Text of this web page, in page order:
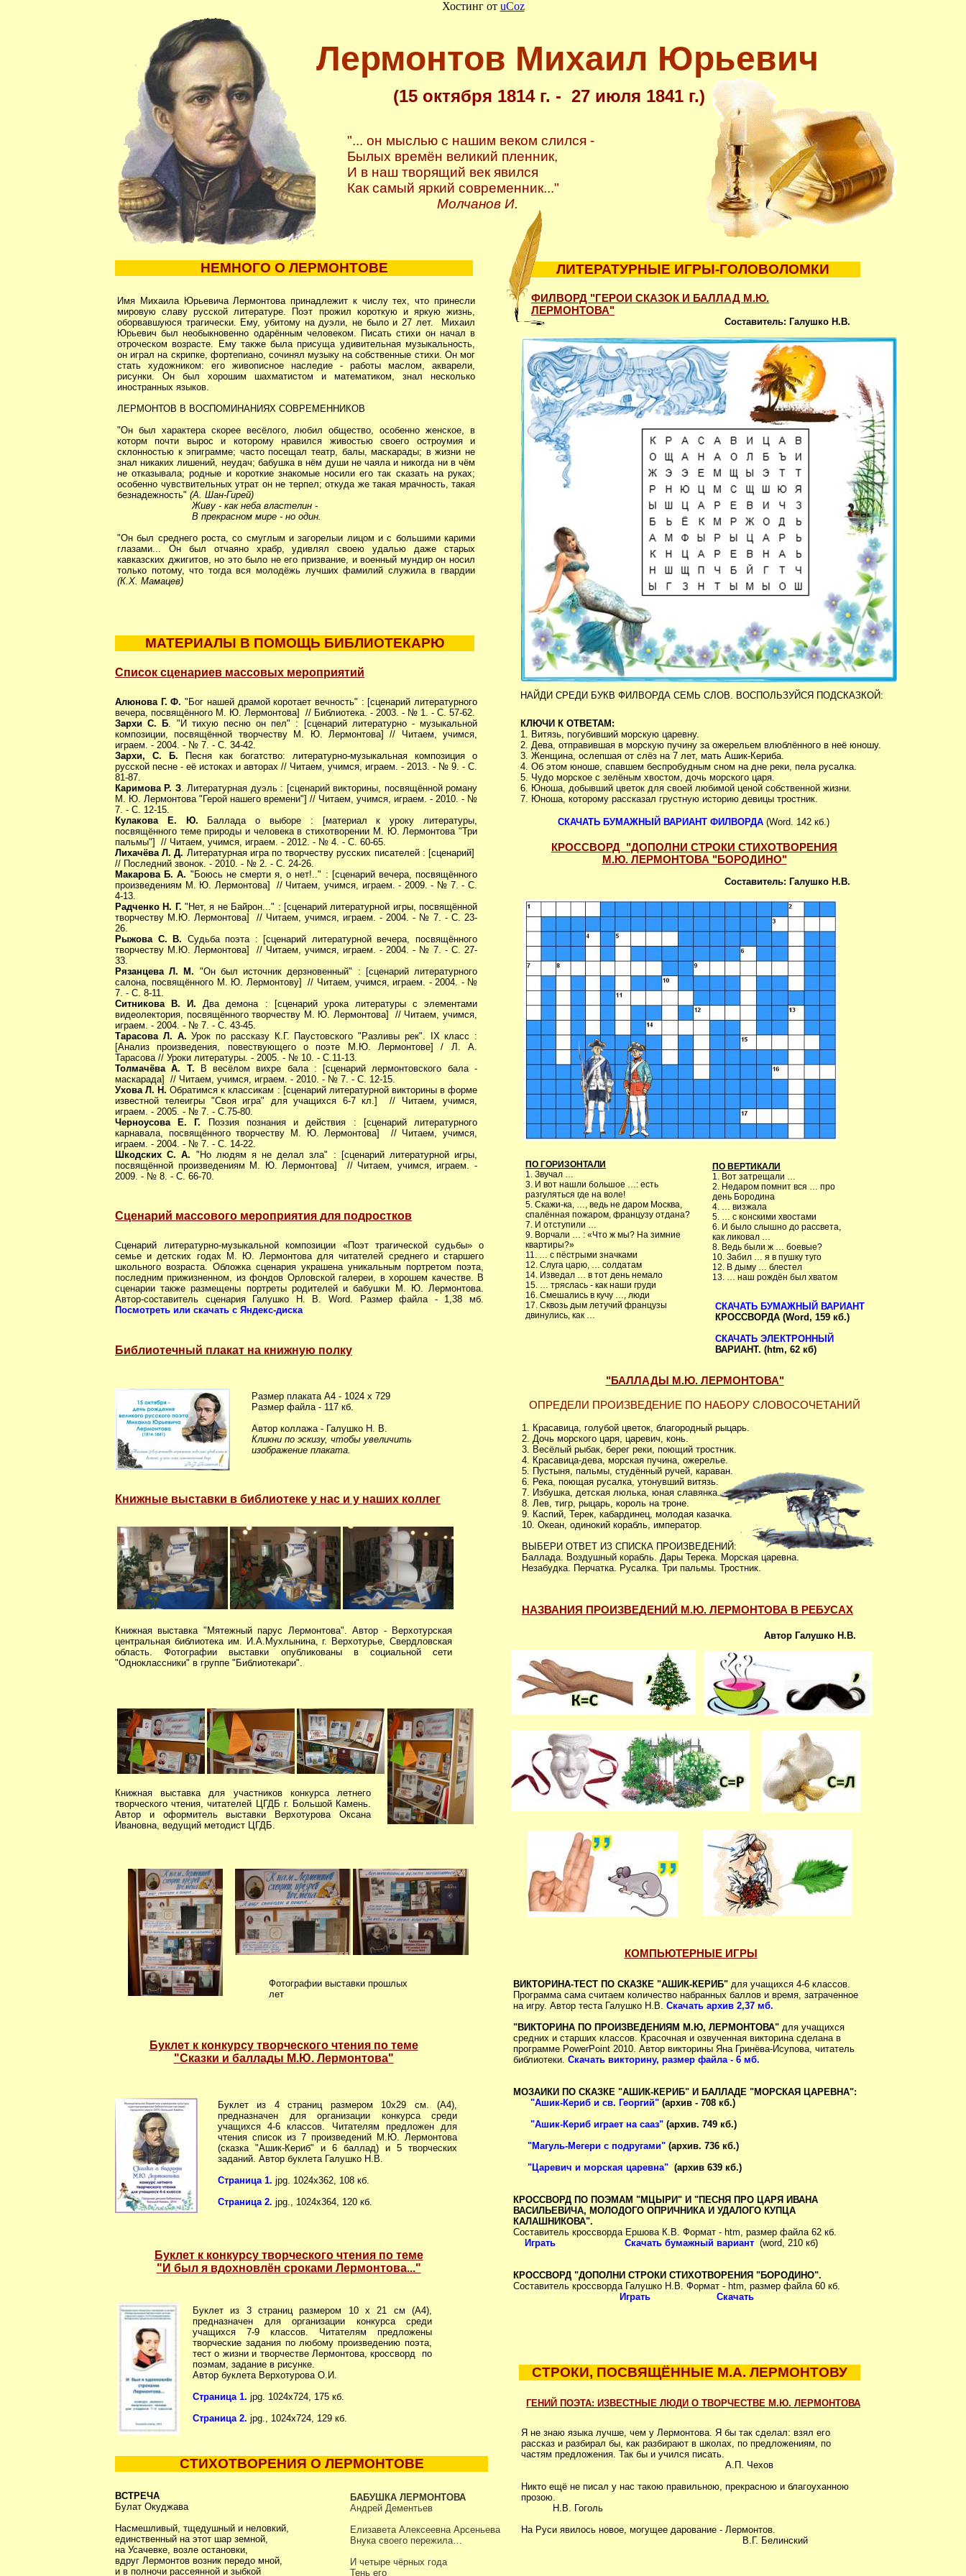
Хостинг от uCoz
Фотографии выставки прошлых
лет
Лермонтов Михаил Юрьевич
(15 октября 1814 г. - 27 июля 1841 г.)
Размер плаката А4 - 1024 х 729
Размер файла - 117 кб.
Автор коллажа - Галушко Н. В.
Кликни по эскизу, чтобы увеличить
изображение плаката.
ЛИТЕРАТУРНЫЕ ИГРЫ-ГОЛОВОЛОМКИ
НЕМНОГО О ЛЕРМОНТОВЕ
МАТЕРИАЛЫ В ПОМОЩЬ БИБЛИОТЕКАРЮ
Алюнова Г. Ф. "Бог нашей драмой коротает вечность" : [сценарий литературного
вечера, посвящённого М. Ю. Лермонтова] // Библиотека. - 2003. - № 1. - С. 57-62.
Зархи С. Б. "И тихую песню он пел" : [сценарий литературно - музыкальной
композиции, посвящённой творчеству М. Ю. Лермонтова] // Читаем, учимся,
играем. - 2004. - № 7. - С. 34-42.
Зархи, С. Б.
Песня как богатство: литературно-музыкальная композиция о
русской песне - её истоках и авторах // Читаем, учимся, играем. - 2013. - № 9. - С.
81-87.
Каримова Р. З. Литературная дуэль : [сценарий викторины, посвящённой роману
М. Ю. Лермонтова "Герой нашего времени"] // Читаем, учимся, играем. - 2010. - №
7. - С. 12-15.
Кулакова Е. Ю. Баллада о выборе : [материал к уроку литературы,
посвящённого теме природы и человека в стихотворении М. Ю. Лермонтова "Три
пальмы"] // Читаем, учимся, играем. - 2012. - № 4. - С. 60-65.
Лихачёва Л. Д. Литературная игра по творчеству русских писателей : [сценарий]
// Последний звонок. - 2010. - № 2. - С. 24-26.
Макарова Б. А. "Боюсь не смерти я, о нет!.." : [сценарий вечера, посвящённого
произведениям М. Ю. Лермонтова] // Читаем, учимся, играем. - 2009. - № 7. - С.
4-13.
Радченко Н. Г. "Нет, я не Байрон..." : [сценарий литературной игры, посвящённой
творчеству М.Ю. Лермонтова] // Читаем, учимся, играем. - 2004. - № 7. - С. 23-
26.
Рыжова С. В. Судьба поэта : [сценарий литературной вечера, посвящённого
творчеству М.Ю. Лермонтова] // Читаем, учимся, играем. - 2004. - № 7. - С. 27-
33.
Рязанцева Л. М. "Он был источник дерзновенный" : [сценарий литературного
салона, посвящённого М. Ю. Лермонтову] // Читаем, учимся, играем. - 2004. - №
7. - С. 8-11.
Ситникова В. И. Два демона : [сценарий урока литературы с элементами
видеолектория, посвящённого творчеству М. Ю. Лермонтова] // Читаем, учимся,
играем. - 2004. - № 7. - С. 43-45.
Тарасова Л. А.Урок по рассказу К.Г. Паустовского "Разливы рек". IХ класс :
[Анализ произведения, повествующего о поэте М.Ю. Лермонтове] / Л. А.
Тарасова // Уроки литературы. - 2005. - № 10. - С.11-13.
Толмачёва А. Т. В весёлом вихре бала : [сценарий лермонтовского бала -
маскарада] // Читаем, учимся, играем. - 2010. - № 7. - С. 12-15.
Ухова Л. Н.Обратимся к классикам : [сценарий литературной викторины в форме
известной телеигры "Своя игра" для учащихся 6-7 кл.] // Читаем, учимся,
играем. - 2005. - № 7. - С.75-80.
Черноусова Е. Г. Поэзия познания и действия : [сценарий литературного
карнавала, посвящённого творчеству М. Ю. Лермонтова] // Читаем, учимся,
играем. - 2004. - № 7. - С. 14-22.
Шкодских С. А. "Но людям я не делал зла" : [сценарий литературной игры,
посвящённой произведениям М. Ю. Лермонтова] // Читаем, учимся, играем. -
2009. - № 8. - С. 66-70.
Список сценариев массовых мероприятий
Библиотечный плакат на книжную полку
Буклет к конкурсу творческого чтения по теме
"Сказки и баллады М.Ю. Лермонтова"
"... он мыслью с нашим веком слился -
Былых времён великий пленник,
И в наш творящий век явился
Как самый яркий современник..."
Молчанов И.
ФИЛВОРД "ГЕРОИ СКАЗОК И БАЛЛАД М.Ю.
ЛЕРМОНТОВА"
НАЙДИ СРЕДИ БУКВ ФИЛВОРДА СЕМЬ СЛОВ. ВОСПОЛЬЗУЙСЯ ПОДСКАЗКОЙ:
КЛЮЧИ К ОТВЕТАМ:
1. Витязь, погубивший морскую царевну.
2. Дева, отправившая в морскую пучину за ожерельем влюблённого в неё юношу.
3. Женщина, ослепшая от слёз на 7 лет, мать Ашик-Кериба.
4. Об этом юноше, спавшем беспробудным сном на дне реки, пела русалка.
5. Чудо морское с зелёным хвостом, дочь морского царя.
6. Юноша, добывший цветок для своей любимой ценой собственной жизни.
7. Юноша, которому рассказал грустную историю девицы тростник.
СКАЧАТЬ БУМАЖНЫЙ ВАРИАНТ ФИЛВОРДА (Word. 142 кб.)
КРОССВОРД "ДОПОЛНИ СТРОКИ СТИХОТВОРЕНИЯ
М.Ю. ЛЕРМОНТОВА "БОРОДИНО"
Составитель: Галушко Н.В.
Составитель: Галушко Н.В.
ПО ГОРИЗОНТАЛИ
1. Звучал …
3. И вот нашли большое …: есть
разгуляться где на воле!
5. Скажи-ка, …, ведь не даром Москва,
спалённая пожаром, французу отдана?
7. И отступили …
9. Ворчали … : «Что ж мы? На зимние
квартиры?»
11. … с пёстрыми значками
12. Слуга царю, … солдатам
14. Изведал … в тот день немало
15. … тряслась - как наши груди
16. Смешались в кучу …, люди
17. Сквозь дым летучий французы
двинулись, как …
ПО ВЕРТИКАЛИ
1. Вот затрещали …
2. Недаром помнит вся … про
день Бородина
4. … визжала
5. … с конскими хвостами
6. И было слышно до рассвета,
как ликовал …
8. Ведь были ж … боевые?
10. Забил … я в пушку туго
12. В дыму … блестел
13. … наш рождён был хватом
СКАЧАТЬ БУМАЖНЫЙ ВАРИАНТ
КРОССВОРДА (Word, 159 кб.)
СКАЧАТЬ ЭЛЕКТРОННЫЙ
ВАРИАНТ. (htm, 62 кб)
"БАЛЛАДЫ М.Ю. ЛЕРМОНТОВА"
ОПРЕДЕЛИ ПРОИЗВЕДЕНИЕ ПО НАБОРУ СЛОВОСОЧЕТАНИЙ
1. Красавица, голубой цветок, благородный рыцарь.
2. Дочь морского царя, царевич, конь.
3. Весёлый рыбак, берег реки, поющий тростник.
4. Красавица-дева, морская пучина, ожерелье.
5. Пустыня, пальмы, студённый ручей, караван.
6. Река, поющая русалка, утонувший витязь.
7. Избушка, детская люлька, юная славянка.
8. Лев, тигр, рыцарь, король на троне.
9. Каспий, Терек, кабардинец, молодая казачка.
10. Океан, одинокий корабль, император.
ВЫБЕРИ ОТВЕТ ИЗ СПИСКА ПРОИЗВЕДЕНИЙ:
Баллада. Воздушный корабль. Дары Терека. Морская царевна.
Незабудка. Перчатка. Русалка. Три пальмы. Тростник.
КОМПЬЮТЕРНЫЕ ИГРЫ
ВИКТОРИНА-ТЕСТ ПО СКАЗКЕ "АШИК-КЕРИБ" для учащихся 4-6 классов.
Программа сама считаем количество набранных баллов и время, затраченное
на игру. Автор теста Галушко Н.В. Скачать архив 2,37 мб.
"ВИКТОРИНА ПО ПРОИЗВЕДЕНИЯМ М.Ю, ЛЕРМОНТОВА" для учащихся
средних и старших классов. Красочная и озвученная викторина сделана в
программе PowerPoint 2010. Автор викторины Яна Гринёва-Исупова, читатель
библиотеки. Скачать викторину, размер файла - 6 мб.
МОЗАИКИ ПО СКАЗКЕ "АШИК-КЕРИБ" И БАЛЛАДЕ "МОРСКАЯ ЦАРЕВНА":
"Ашик-Кериб и св. Георгий" (архив - 708 кб.)
"Ашик-Кериб играет на сааз" (архив. 749 кб.)
"Магуль-Мегери с подругами" (архив. 736 кб.)
"Царевич и морская царевна" (архив 639 кб.)
КРОССВОРД ПО ПОЭМАМ "МЦЫРИ" И "ПЕСНЯ ПРО ЦАРЯ ИВАНА
ВАСИЛЬЕВИЧА, МОЛОДОГО ОПРИЧНИКА И УДАЛОГО КУПЦА
КАЛАШНИКОВА".
Составитель кроссворда Ершова К.В. Формат - htm, размер файла 62 кб.
Играть
Скачать бумажный вариант (word, 210 кб)
КРОССВОРД "ДОПОЛНИ СТРОКИ СТИХОТВОРЕНИЯ "БОРОДИНО".
Составитель кроссворда Галушко Н.В. Формат - htm, размер файла 60 кб.
Играть
Скачать
Книжные выставки в библиотеке у нас и у наших коллег
Книжная выставка "Мятежный парус Лермонтова". Автор - Верхотурская
центральная библиотека им. И.А.Мухлынина, г. Верхотурье, Свердловская
область. Фотографии выставки опубликованы в социальной сети
"Одноклассники" в группе "Библиотекари".
Сценарий литературно-музыкальной композиции «Поэт трагической судьбы» о
семье и детских годах М. Ю. Лермонтова для читателей среднего и старшего
школьного возраста. Обложка сценария украшена уникальным портретом поэта,
последним прижизненном, из фондов Орловской галереи, в хорошем качестве. В
сценарии также размещены портреты родителей и бабушки М. Ю. Лермонтова.
Автор-составитель сценария Галушко Н. В. Word. Размер файла - 1,38 мб.
Посмотреть или скачать с Яндекс-диска
Сценарий массового мероприятия для подростков
Буклет из 4 страниц размером 10х29 см. (А4),
предназначен для организации конкурса среди
учащихся 4-6 классов. Читателям предложен для
чтения список из 7 произведений М.Ю. Лермонтова
(сказка "Ашик-Кериб" и 6 баллад) и 5 творческих
заданий. Автор буклета Галушко Н.В.
Страница 1. jpg. 1024х362, 108 кб.
Страница 2. jpg., 1024х364, 120 кб.
Имя Михаила Юрьевича Лермонтова принадлежит к числу тех, что принесли
мировую славу русской литературе. Поэт прожил короткую и яркую жизнь,
оборвавшуюся трагически. Ему, убитому на дуэли, не было и 27 лет. Михаил
Юрьевич был необыкновенно одарённым человеком. Писать стихи он начал в
отроческом возрасте. Ему также была присуща удивительная музыкальность,
он играл на скрипке, фортепиано, сочинял музыку на собственные стихи. Он мог
стать художником: его живописное наследие - работы маслом, акварели,
рисунки. Он был хорошим шахматистом и математиком, знал несколько
иностранных языков.
ЛЕРМОНТОВ В ВОСПОМИНАНИЯХ СОВРЕМЕННИКОВ
"Он был характера скорее весёлого, любил общество, особенно женское, в
которм почти вырос и которому нравился живостью своего остроумия и
склонностью к эпиграмме; часто посещал театр, балы, маскарады; в жизни не
знал никаких лишений, неудач; бабушка в нём души не чаяла и никогда ни в чём
не отказывала; родные и короткие знакомые носили его так сказать на руках;
особенно чувствительных утрат он не терпел; откуда же такая мрачность, такая
безнадежность" (А. Шан-Гирей)
Живу - как неба властелин -
В прекрасном мире - но один.
"Он был среднего роста, со смуглым и загорелыи лицом и с большими карими
глазами... Он был отчаяно храбр, удивлял своею удалью даже старых
кавказских джигитов, но это было не его призвание, и военный мундир он носил
только потому, что тогда вся молодёжь лучших фамилий служила в гвардии
(К.Х. Мамацев)
Книжная выставка для участников конкурса летнего
творческого чтения, читателей ЦГДБ г. Большой Камень.
Автор и оформитель выставки Верхотурова Оксана
Ивановна, ведущий методист ЦГДБ.
ГЕНИЙ ПОЭТА: ИЗВЕСТНЫЕ ЛЮДИ О ТВОРЧЕСТВЕ М.Ю. ЛЕРМОНТОВА
НАЗВАНИЯ ПРОИЗВЕДЕНИЙ М.Ю. ЛЕРМОНТОВА В РЕБУСАХ
Автор Галушко Н.В.
Я не знаю языка лучше, чем у Лермонтова. Я бы так сделал: взял его
рассказ и разбирал бы, как разбирают в школах, по предложениям, по
частям предложения. Так бы и учился писать.
А.П. Чехов
Никто ещё не писал у нас такою правильною, прекрасною и благоуханною
прозою.
Н.В. Гоголь
На Руси явилось новое, могущее дарование - Лермонтов.
В.Г. Белинский
СТРОКИ, ПОСВЯЩЁННЫЕ М.А. ЛЕРМОНТОВУ
СТИХОТВОРЕНИЯ О ЛЕРМОНТОВЕ
ВСТРЕЧА
Булат Окуджава
Насмешливый, тщедушный и неловкий,
единственный на этот шар земной,
на Усачевке, возле остановки,
вдруг Лермонтов возник передо мной,
и в полночи рассеянной и зыбкой
БАБУШКА ЛЕРМОНТОВА
Андрей Дементьев
Елизавета Алексеевна Арсеньева
Внука своего пережила…
И четыре чёрных года
Тень его
Буклет к конкурсу творческого чтения по теме
"И был я вдохновлён сроками Лермонтова..."
Буклет из 3 страниц размером 10 х 21 см (А4),
предназначен для организации конкурса среди
учащихся 7-9 классов. Читателям предложены
творческие задания по любому произведению поэта,
тест о жизни и творчестве Лермонтова, кроссворд по
поэмам, задание в рисунке.
Автор буклета Верхотурова О.И.
Страница 1. jpg. 1024х724, 175 кб.
Страница 2. jpg., 1024х724, 129 кб.